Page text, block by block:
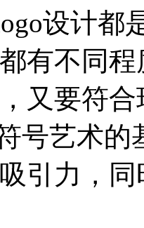
设计都
有不同
又要符
号艺术
引力，